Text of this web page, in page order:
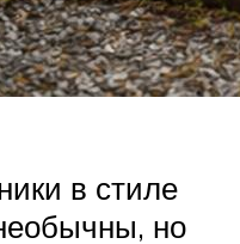
в стиле
но